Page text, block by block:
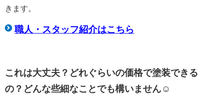
きます。
職人・スタッフ紹介はこちら
これは大丈夫？どれぐらいの価格で塗装できる
の？どんな些細なことでも構いません☺